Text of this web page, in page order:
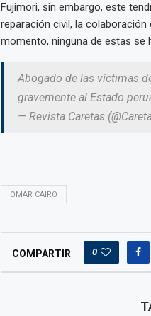
Fujimori, sin embargo, este
reparación civil, la
momento, ninguna de estas se
Abogado de las víctimas
gravemente al Estado
— Revista Caretas
OMAR CAIRO
COMPARTIR 0